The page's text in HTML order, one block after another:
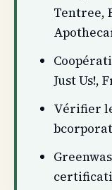
Tentree,
Just Us!,
Vérifier